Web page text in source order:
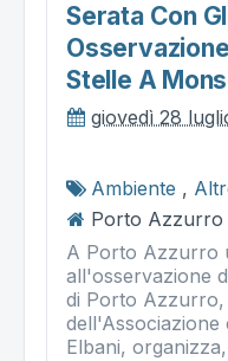
Serata Con
Stelle A
giovedì 28
Ambiente ,
Porto Azzurro
A Porto Azzurro
all'osservazione
di Porto Azzurro,
Elbani,